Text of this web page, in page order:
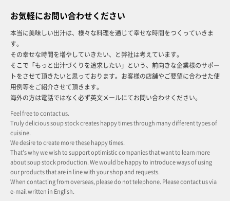
お気軽にお問い合わせください
本当に美味しい出汁は、様々な料理を通じて幸せな時間をつくっていきま
す。
その幸せな時間を増やしていきたい、と弊社は考えています。
そこで「もっと出汁づくりを追求したい」という、前向きな企業様のサポー
トをさせて頂きたいと思っております。お客様の店舗やご要望に合わせた使
用例等をご紹介させて頂きます。
海外の方は電話ではなく必ず英文メールにてお問い合わせください。
Feel free to contact us.
Truly delicious soup stock creates happy times through many different types of
cuisine.
We desire to create more these happy times.
That’s why we wish to support optimistic companies that want to learn more
about soup stock production. We would be happy to introduce ways of using
our products that are in line with your shop and requests.
When contacting from overseas, please do not telephone. Please contact us via
e-mail written in English.